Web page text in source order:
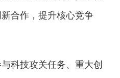
合作，提升核心竞争
技攻关任务、重大创